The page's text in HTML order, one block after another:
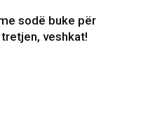
sodë buke për
veshkat!